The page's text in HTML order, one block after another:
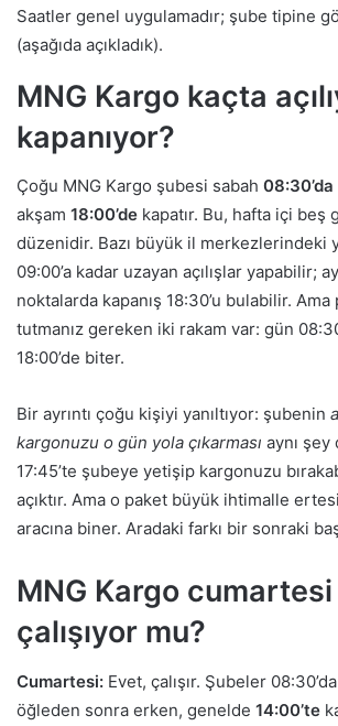
Saatler genel uygulamadır; şube tipine
(aşağıda açıkladık).
MNG Kargo kaçta
kapanıyor?
Çoğu MNG Kargo şubesi sabah 08:30’da
akşam 18:00’de kapatır. Bu, hafta içi beş
düzenidir. Bazı büyük il merkezlerindeki
09:00’a kadar uzayan açılışlar yapabilir;
noktalarda kapanış 18:30’u bulabilir. Ama
tutmanız gereken iki rakam var: gün
18:00’de biter.
Bir ayrıntı çoğu kişiyi yanıltıyor: şubenin
kargonuzu o gün yola çıkarması aynı şey
17:45’te şubeye yetişip kargonuzu
açıktır. Ama o paket büyük ihtimalle
aracına biner. Aradaki farkı bir sonraki
MNG Kargo
çalışıyor mu?
Cumartesi: Evet, çalışır. Şubeler
öğleden sonra erken, genelde 14:00’te